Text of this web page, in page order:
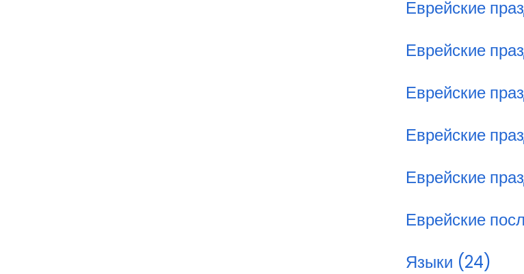
Еврейские
Еврейские
Еврейские
Еврейские
Еврейские
Еврейские
Языки (24)